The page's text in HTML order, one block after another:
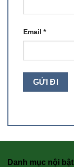
Email *
Danh mục nội bật